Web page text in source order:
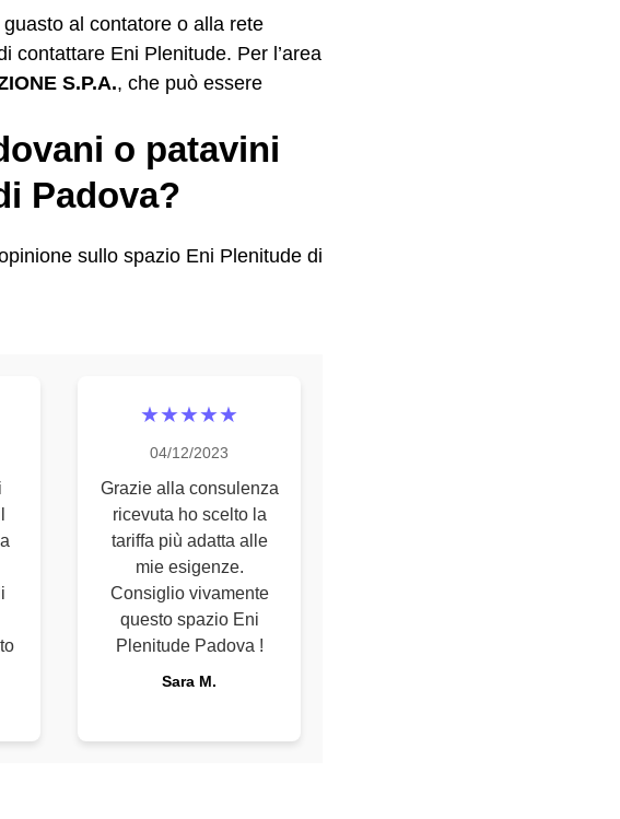
al contatore o alla rete
contattare Eni Plenitude. Per l’area
S.P.A., che può essere
o patavini
Padova?
sullo spazio Eni Plenitude di
★★★★★
04/12/2023
Grazie alla consulenza
ricevuta ho scelto la
tariffa più adatta alle
mie esigenze.
Consiglio vivamente
questo spazio Eni
Plenitude Padova !
Sara M.